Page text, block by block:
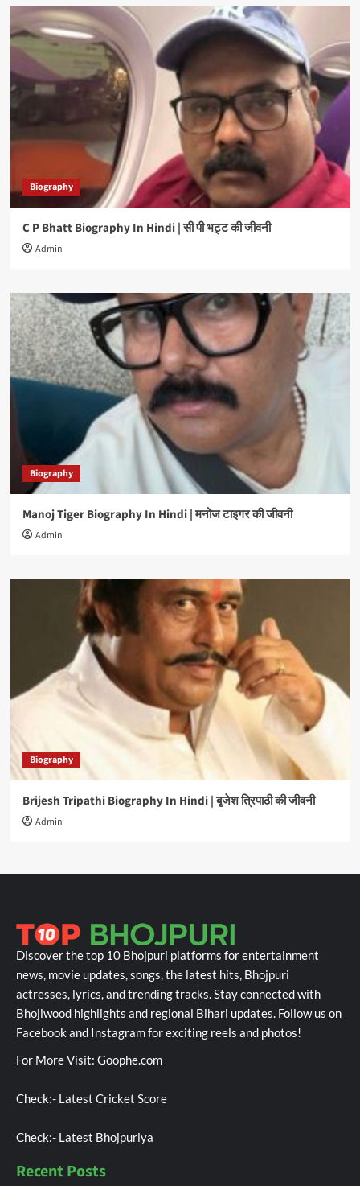
Biography
C P Bhatt Biography In Hindi | सी पी भट्ट की जीवनी
Admin
Biography
Manoj Tiger Biography In Hindi | मनोज टाइगर की जीवनी
Admin
Biography
Brijesh Tripathi Biography In Hindi | बृजेश त्रिपाठी की जीवनी
Admin
Discover the top 10 Bhojpuri platforms for entertainment
news, movie updates, songs, the latest hits, Bhojpuri
actresses, lyrics, and trending tracks. Stay connected with
Bhojiwood highlights and regional Bihari updates. Follow us on
Facebook and Instagram for exciting reels and photos!
For More Visit: Goophe.com
Check:- Latest Cricket Score
Check:- Latest Bhojpuriya
Recent Posts